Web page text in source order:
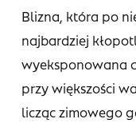
Blizna, która po
najbardziej
wyeksponowana
przy większości
licząc zimowego